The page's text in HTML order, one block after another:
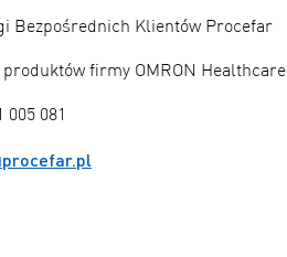
Bezpośrednich Klientów Procefar
produktów firmy OMRON Healthcare
005 081